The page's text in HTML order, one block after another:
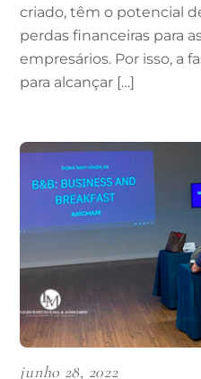
criado, têm o potencial
perdas financeiras para
empresários. Por isso, a
para alcançar […]
junho 28, 2022